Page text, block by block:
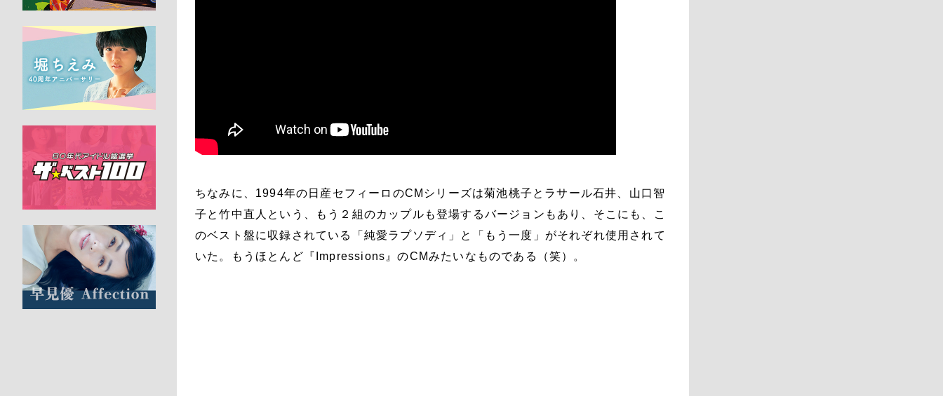
ちなみに、1994年の日産セフィーロのCMシリーズは菊池桃子とラサール石井、山口智
子と竹中直人という、もう２組のカップルも登場するバージョンもあり、そこにも、こ
のベスト盤に収録されている「純愛ラプソディ」と「もう一度」がそれぞれ使用されて
いた。もうほとんど『Impressions』のCMみたいなものである（笑）。